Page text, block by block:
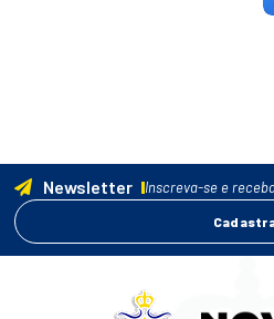
Newsletter Inscreva-se e